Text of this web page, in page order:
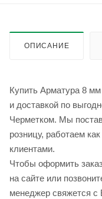
ОПИСАНИЕ
Купить Арматура 8
и доставкой по
Черметком. Мы
розницу, работаем
клиентами.
Чтобы оформить
на сайте или
менеджер свяжется с